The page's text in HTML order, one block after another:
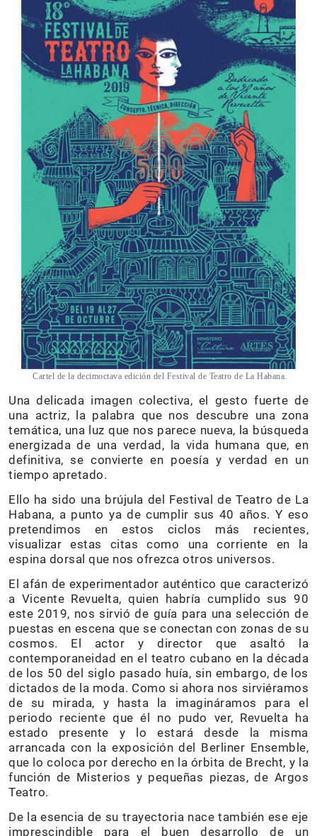
Cartel de la decimoctava edición del Festival de Teatro de La Habana.
Una delicada imagen colectiva, el gesto fuerte de
una actriz, la palabra que nos descubre una zona
temática, una luz que nos parece nueva, la búsqueda
energizada de una verdad, la vida humana que, en
definitiva, se convierte en poesía y verdad en un
tiempo apretado.
Ello ha sido una brújula del Festival de Teatro de La
Habana, a punto ya de cumplir sus 40 años. Y eso
pretendimos en estos ciclos más recientes,
visualizar estas citas como una corriente en la
espina dorsal que nos ofrezca otros universos.
El afán de experimentador auténtico que caracterizó
a Vicente Revuelta, quien habría cumplido sus 90
este 2019, nos sirvió de guía para una selección de
puestas en escena que se conectan con zonas de su
cosmos. El actor y director que asaltó la
contemporaneidad en el teatro cubano en la década
de los 50 del siglo pasado huía, sin embargo, de los
dictados de la moda. Como si ahora nos sirviéramos
de su mirada, y hasta la imagináramos para el
periodo reciente que él no pudo ver, Revuelta ha
estado presente y lo estará desde la misma
arrancada con la exposición del Berliner Ensemble,
que lo coloca por derecho en la órbita de Brecht, y la
función de Misterios y pequeñas piezas, de Argos
Teatro.
De la esencia de su trayectoria nace también ese eje
imprescindible para el buen desarrollo de un